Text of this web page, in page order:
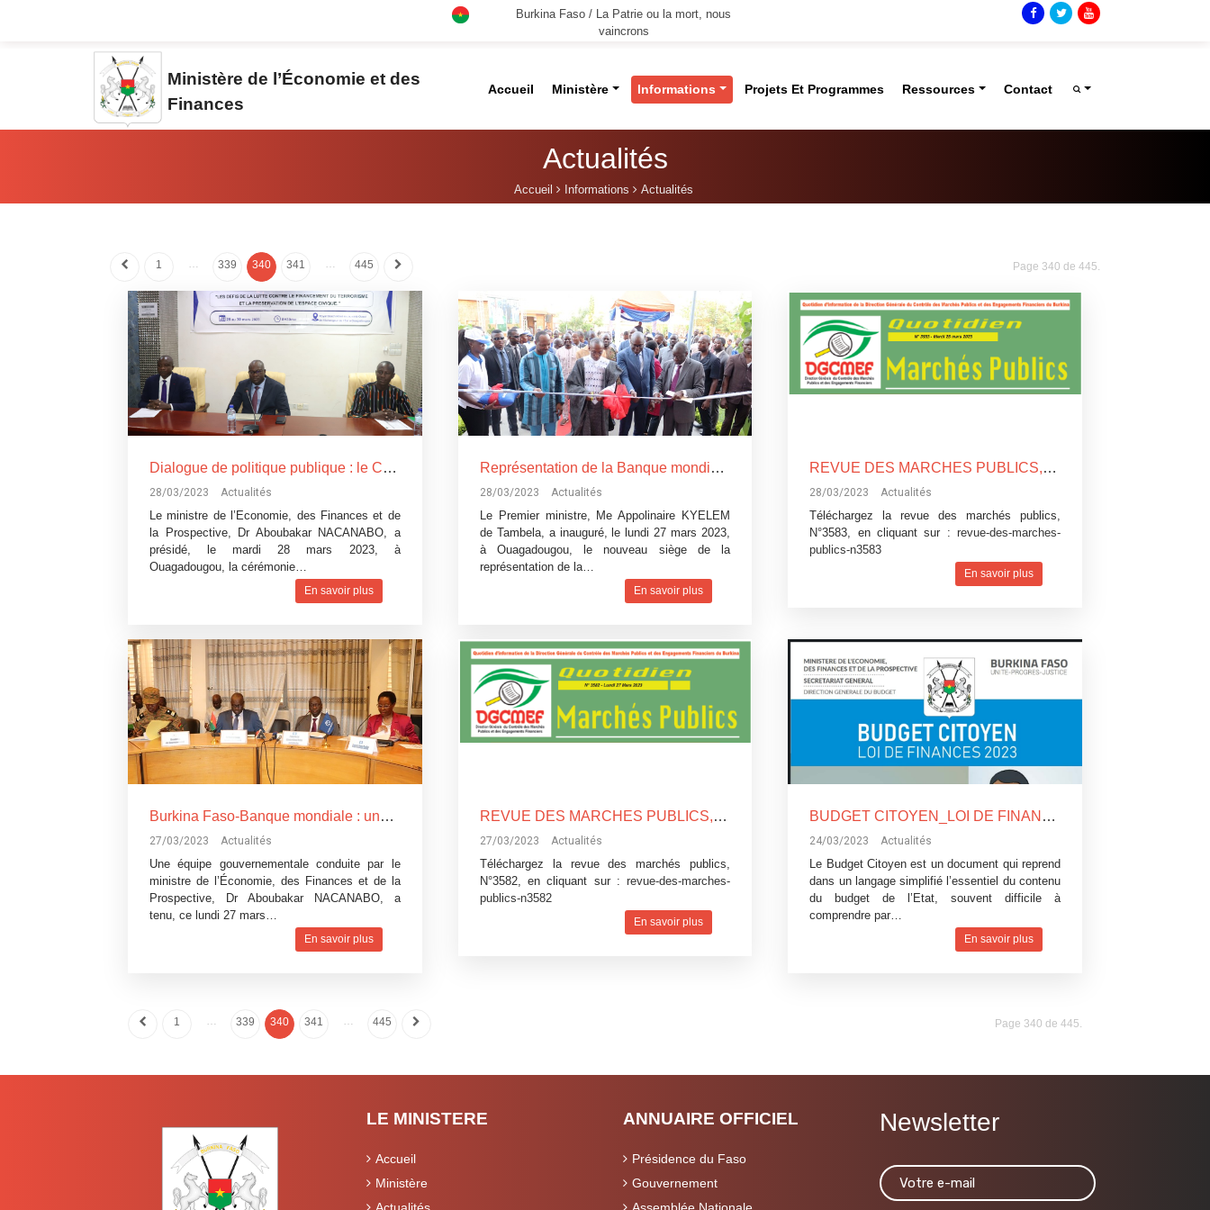
Burkina Faso / La Patrie ou la mort, nous
vaincrons
Ministère de l’Économie et des
Finances
Accueil Ministère Informations Projets Et Programmes Ressources Contact
Actualités
Accueil Informations Actualités
Page 340 de 445.
1 … 339 340 341 … 445
Dialogue de politique publique : le CIFOEB engagé pour l’appropriation du dispositif national de lutte contre le blanchiment des capitaux et le financement du terrorisme au Burkina Faso par les membres des organismes à but non lucratif
28/03/2023 Actualités
Le ministre de l’Economie, des Finances et de
la Prospective, Dr Aboubakar NACANABO, a
présidé, le mardi 28 mars 2023, à
Ouagadougou, la cérémonie…
En savoir plus
Représentation de la Banque mondiale au Burkina Faso : un nouveau siège après 60 ans de coopération
28/03/2023 Actualités
Le Premier ministre, Me Appolinaire KYELEM
de Tambela, a inauguré, le lundi 27 mars 2023,
à Ouagadougou, le nouveau siège de la
représentation de la…
En savoir plus
REVUE DES MARCHES PUBLICS, N°3583
28/03/2023 Actualités
Téléchargez la revue des marchés publics,
N°3583, en cliquant sur : revue-des-marches-
publics-n3583
En savoir plus
Burkina Faso-Banque mondiale : une séance de travail pour renforcer la coopération
27/03/2023 Actualités
Une équipe gouvernementale conduite par le
ministre de l’Économie, des Finances et de la
Prospective, Dr Aboubakar NACANABO, a
tenu, ce lundi 27 mars…
En savoir plus
REVUE DES MARCHES PUBLICS, N°3582
27/03/2023 Actualités
Téléchargez la revue des marchés publics,
N°3582, en cliquant sur :revue-des-marches-
publics-n3582
En savoir plus
BUDGET CITOYEN_LOI DE FINANCES 2023
24/03/2023 Actualités
Le Budget Citoyen est un document qui reprend
dans un langage simplifié l’essentiel du contenu
du budget de l’Etat, souvent difficile à
comprendre par…
En savoir plus
Page 340 de 445.
1 … 339 340 341 … 445
LE MINISTERE
Accueil
Ministère
ANNUAIRE OFFICIEL
Présidence du Faso
Gouvernement
Newsletter